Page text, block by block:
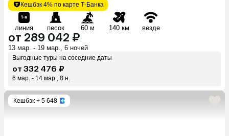
Кешбэк 4% по карте Т-Банка
линия песок 60 м 140 км везде
от 289 042 ₽
13 мар. - 19 мар., 6 ночей
Выгодные туры на соседние даты
от 332 476 ₽
6 мар. - 14 мар., 8 н.
Кешбэк + 5 648